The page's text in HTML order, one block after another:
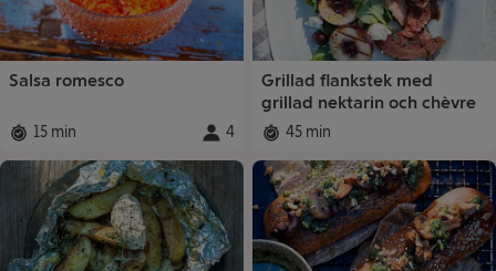
Salsa romesco
Total tid:
15 min Portioner:
4
Grillad flankstek med
grillad nektarin och chèvre
Total tid:
45 min